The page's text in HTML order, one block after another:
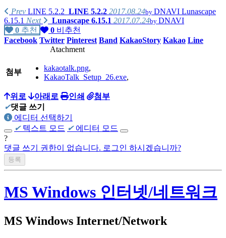
Prev LINE 5.2.2 LINE 5.2.2 2017.08.24by DNAVI Lunascape
6.15.1 Next Lunascape 6.15.1 2017.07.24by DNAVI
0 추천 0 비추천
Facebook Twitter Pinterest Band KakaoStory Kakao Line
Atachment
첨부 kakaotalk.png,
KakaoTalk_Setup_26.exe,
위로 아래로 인쇄
첨부
✔댓글 쓰기
에디터 선택하기
✔ 텍스트 모드 ✔ 에디터 모드
?
댓글 쓰기 권한이 없습니다. 로그인 하시겠습니까?
MS Windows 인터넷/네트워크
MS Windows Internet/Network